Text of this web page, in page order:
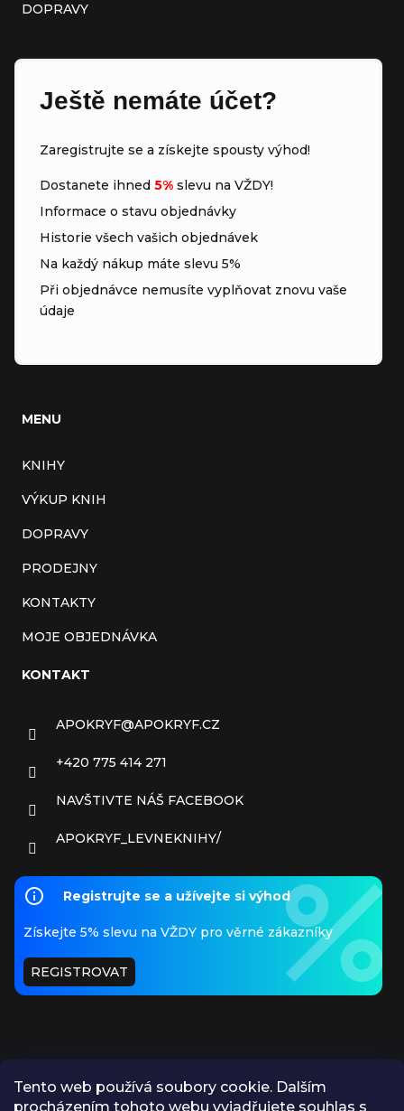
Tento web používá soubory cookie. Dalším
procházením tohoto webu vyjadřujete souhlas s
DOPRAVY
Ještě nemáte účet?
Zaregistrujte se a získejte spousty výhod!
Dostanete ihned 5% slevu na VŽDY!
Informace o stavu objednávky
Historie všech vašich objednávek
Na každý nákup máte slevu 5%
Při objednávce nemusíte vyplňovat znovu vaše
údaje
MENU
KNIHY
VÝKUP KNIH
DOPRAVY
PRODEJNY
KONTAKTY
MOJE OBJEDNÁVKA
KONTAKT
APOKRYF@APOKRYF.CZ
+420 775 414 271
NAVŠTIVTE NÁŠ FACEBOOK
APOKRYF_LEVNEKNIHY/
Registrujte se a užívejte si výhod
Získejte 5% slevu na VŽDY pro věrné zákazníky
REGISTROVAT